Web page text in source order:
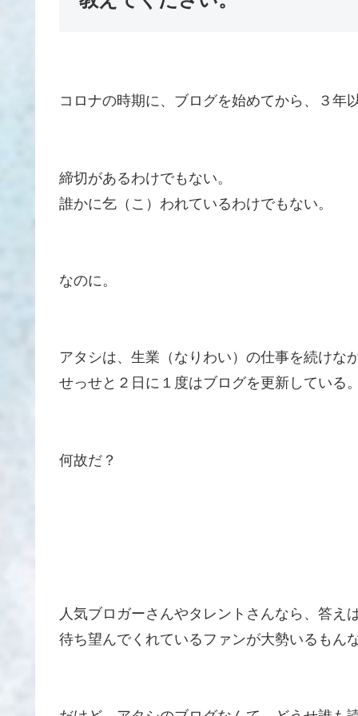
コロナの時期に、ブログを始めてから、３年
締切があるわけでもない。
誰かに乞（こ）われているわけでもない。
なのに。
アタシは、生業（なりわい）の仕事を続けなが
せっせと２日に１度はブログを更新している。
何故だ？
人気ブロガーさんやタレントさんなら、答え
待ち望んでくれているファンが大勢いるもんな